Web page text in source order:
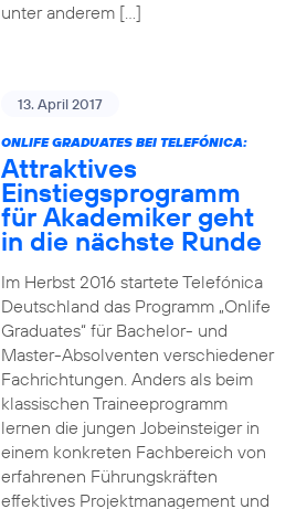
unter anderem […]
13. April 2017
ONLIFE GRADUATES BEI TELEFÓNICA:
Attraktives
Einstiegsprogramm
für Akademiker geht
in die nächste Runde
Im Herbst 2016 startete Telefónica
Deutschland das Programm „Onlife
Graduates“ für Bachelor- und
Master-Absolventen verschiedener
Fachrichtungen. Anders als beim
klassischen Traineeprogramm
lernen die jungen Jobeinsteiger in
einem konkreten Fachbereich von
erfahrenen Führungskräften
effektives Projektmanagement und